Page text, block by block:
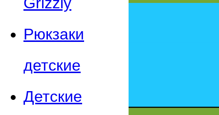
Рюкзаки
детские
Детские